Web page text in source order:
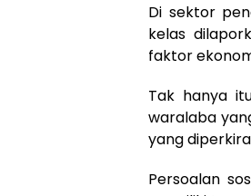
Di sektor
kelas
faktor
Tak hanya
waralaba
yang
Persoalan